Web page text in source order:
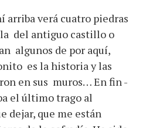
arriba verá cuatro piedras
del antiguo castillo o
algunos de por aquí,
es la historia y las
en sus muros… En fin -
el último trago al
dejar, que me están